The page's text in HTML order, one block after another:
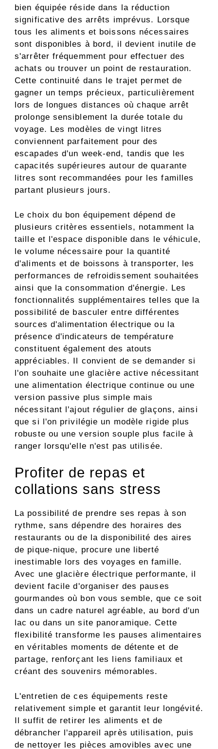
bien équipée réside dans la réduction
significative des arrêts imprévus. Lorsque
tous les aliments et boissons nécessaires
sont disponibles à bord, il devient inutile de
s'arrêter fréquemment pour effectuer des
achats ou trouver un point de restauration.
Cette continuité dans le trajet permet de
gagner un temps précieux, particulièrement
lors de longues distances où chaque arrêt
prolonge sensiblement la durée totale du
voyage. Les modèles de vingt litres
conviennent parfaitement pour des
escapades d'un week-end, tandis que les
capacités supérieures autour de quarante
litres sont recommandées pour les familles
partant plusieurs jours.
Le choix du bon équipement dépend de
plusieurs critères essentiels, notamment la
taille et l'espace disponible dans le véhicule,
le volume nécessaire pour la quantité
d'aliments et de boissons à transporter, les
performances de refroidissement souhaitées
ainsi que la consommation d'énergie. Les
fonctionnalités supplémentaires telles que la
possibilité de basculer entre différentes
sources d'alimentation électrique ou la
présence d'indicateurs de température
constituent également des atouts
appréciables. Il convient de se demander si
l'on souhaite une glacière active nécessitant
une alimentation électrique continue ou une
version passive plus simple mais
nécessitant l'ajout régulier de glaçons, ainsi
que si l'on privilégie un modèle rigide plus
robuste ou une version souple plus facile à
ranger lorsqu'elle n'est pas utilisée.
Profiter de repas et
collations sans stress
La possibilité de prendre ses repas à son
rythme, sans dépendre des horaires des
restaurants ou de la disponibilité des aires
de pique-nique, procure une liberté
inestimable lors des voyages en famille.
Avec une glacière électrique performante, il
devient facile d'organiser des pauses
gourmandes où bon vous semble, que ce soit
dans un cadre naturel agréable, au bord d'un
lac ou dans un site panoramique. Cette
flexibilité transforme les pauses alimentaires
en véritables moments de détente et de
partage, renforçant les liens familiaux et
créant des souvenirs mémorables.
L'entretien de ces équipements reste
relativement simple et garantit leur longévité.
Il suffit de retirer les aliments et de
débrancher l'appareil après utilisation, puis
de nettoyer les pièces amovibles avec une